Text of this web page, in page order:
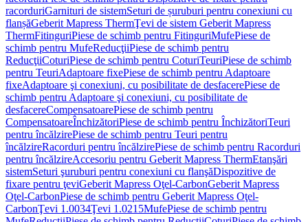
racorduriGarnituri de sistemSeturi de șuruburi pentru conexiuni cu
flanșăGeberit Mapress ThermŢevi de sistem Geberit Mapress
ThermFitinguriPiese de schimb pentru FitinguriMufePiese de
schimb pentru MufeReducţiiPiese de schimb pentru
ReducţiiCoturiPiese de schimb pentru CoturiTeuriPiese de schimb
pentru TeuriAdaptoare fixePiese de schimb pentru Adaptoare
fixeAdaptoare şi conexiuni, cu posibilitate de desfacerePiese de
schimb pentru Adaptoare şi conexiuni, cu posibilitate de
desfacereCompensatoarePiese de schimb pentru
CompensatoareÎnchizătoriPiese de schimb pentru ÎnchizătoriTeuri
pentru încălzirePiese de schimb pentru Teuri pentru
încălzireRacorduri pentru încălzirePiese de schimb pentru Racorduri
pentru încălzireAccesoriu pentru Geberit Mapress ThermEtanşări
sistemSeturi şuruburi pentru conexiuni cu flanşăDispozitive de
fixare pentru ţeviGeberit Mapress Oţel-CarbonGeberit Mapress
Oţel-CarbonPiese de schimb pentru Geberit Mapress Oţel-
CarbonŢevi 1.0034Ţevi 1.0215MufePiese de schimb pentru